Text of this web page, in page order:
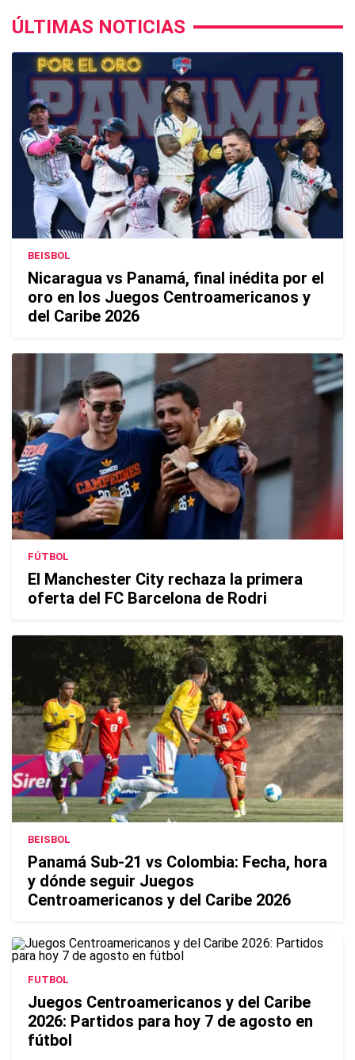
ÚLTIMAS NOTICIAS
BEISBOL
Nicaragua vs Panamá, final inédita por el
oro en los Juegos Centroamericanos y
del Caribe 2026
FÚTBOL
El Manchester City rechaza la primera
oferta del FC Barcelona de Rodri
BEISBOL
Panamá Sub-21 vs Colombia: Fecha, hora
y dónde seguir Juegos
Centroamericanos y del Caribe 2026
FUTBOL
Juegos Centroamericanos y del Caribe
2026: Partidos para hoy 7 de agosto en
fútbol